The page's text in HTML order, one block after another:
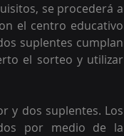
se procederá a
el centro educativo
suplentes cumplan
el sorteo y utilizar
y dos suplentes. Los
por medio de la